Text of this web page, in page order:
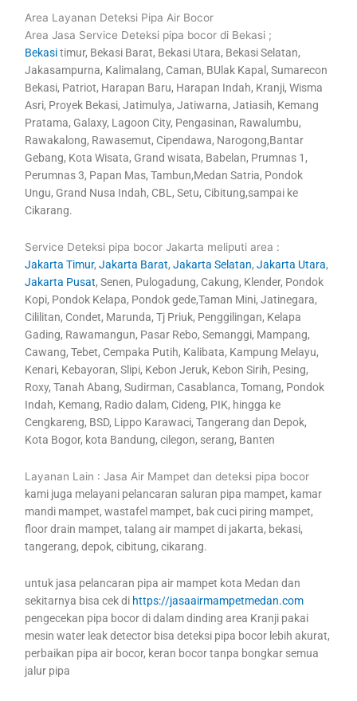
Area Layanan Deteksi Pipa Air Bocor
Area Jasa Service Deteksi pipa bocor di Bekasi ;
Bekasitimur, Bekasi Barat, Bekasi Utara, Bekasi Selatan,
Jakasampurna, Kalimalang, Caman, BUlak Kapal, Sumarecon
Bekasi, Patriot, Harapan Baru, Harapan Indah, Kranji, Wisma
Asri, Proyek Bekasi, Jatimulya, Jatiwarna, Jatiasih, Kemang
Pratama, Galaxy, Lagoon City, Pengasinan, Rawalumbu,
Rawakalong, Rawasemut, Cipendawa, Narogong,Bantar
Gebang, Kota Wisata, Grand wisata, Babelan, Prumnas 1,
Perumnas 3, Papan Mas, Tambun,Medan Satria, Pondok
Ungu, Grand Nusa Indah, CBL, Setu, Cibitung,sampai ke
Cikarang.
Service Deteksi pipa bocor Jakarta meliputi area :
Jakarta Timur,Jakarta Barat,Jakarta Selatan,Jakarta Utara,
Jakarta Pusat, Senen, Pulogadung, Cakung, Klender, Pondok
Kopi, Pondok Kelapa, Pondok gede,Taman Mini, Jatinegara,
Cililitan, Condet, Marunda, Tj Priuk, Penggilingan, Kelapa
Gading, Rawamangun, Pasar Rebo, Semanggi, Mampang,
Cawang, Tebet, Cempaka Putih, Kalibata, Kampung Melayu,
Kenari, Kebayoran, Slipi, Kebon Jeruk, Kebon Sirih, Pesing,
Roxy, Tanah Abang, Sudirman, Casablanca, Tomang, Pondok
Indah, Kemang, Radio dalam, Cideng, PIK, hingga ke
Cengkareng, BSD, Lippo Karawaci, Tangerang dan Depok,
Kota Bogor, kota Bandung, cilegon, serang, Banten
Layanan Lain : Jasa Air Mampet dan deteksi pipa bocor
kami juga melayani pelancaran saluran pipa mampet, kamar
mandi mampet, wastafel mampet, bak cuci piring mampet,
floor drain mampet, talang air mampet di jakarta, bekasi,
tangerang, depok, cibitung, cikarang.
untuk jasa pelancaran pipa air mampet kota Medan dan
sekitarnya bisa cek di https://jasaairmampetmedan.com
pengecekan pipa bocor di dalam dinding area Kranji pakai
mesin water leak detector bisa deteksi pipa bocor lebih akurat,
perbaikan pipa air bocor, keran bocor tanpa bongkar semua
jalur pipa